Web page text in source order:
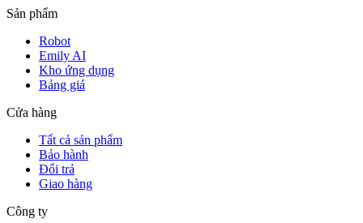
Sản phẩm
Robot
Emily AI
Kho ứng dụng
Bảng giá
Cửa hàng
Tất cả sản phẩm
Bảo hành
Đổi trả
Giao hàng
Công ty